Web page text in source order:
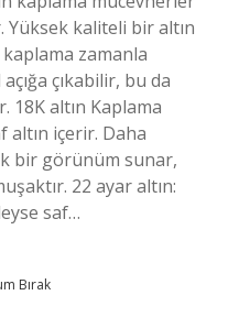
Yüksek kaliteli bir altın
zamanla
çıkabilir, bu da
altın Kaplama
altın içerir. Daha
bir görünüm sunar,
22 ayar altın:
saf…
Bırak